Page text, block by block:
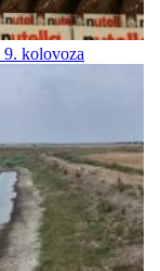
9. kolovoza